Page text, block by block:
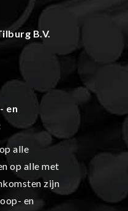
B.V.
en
alle
op alle met
zijn
en